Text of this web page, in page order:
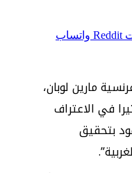
واتساب
مارين لوبان،
في الاعتراف
بتحقيق